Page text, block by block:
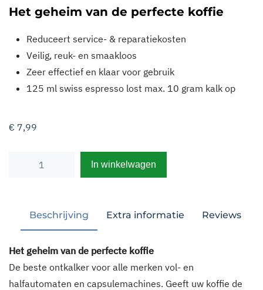
Het geheim van de perfecte koffie
Reduceert service- & reparatiekosten
Veilig, reuk- en smaakloos
Zeer effectief en klaar voor gebruik
125 ml swiss espresso lost max. 10 gram kalk op
€ 7,99
Beschrijving Extra informatie
Het geheim van de perfecte koffie
De beste ontkalker voor alle merken vol- en
halfautomaten en capsulemachines. Geeft uw koffie de